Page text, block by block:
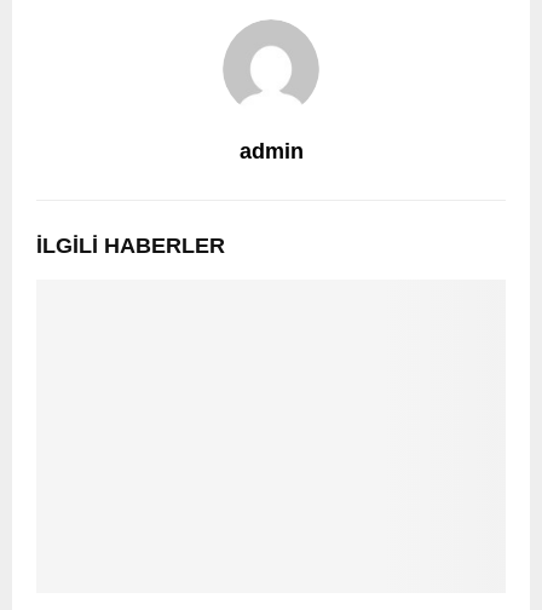
admin
İLGILI HABERLER